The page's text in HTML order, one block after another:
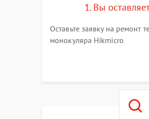
1. Вы
Оставьте заявку на ремонт
монокуляра Hikmicro